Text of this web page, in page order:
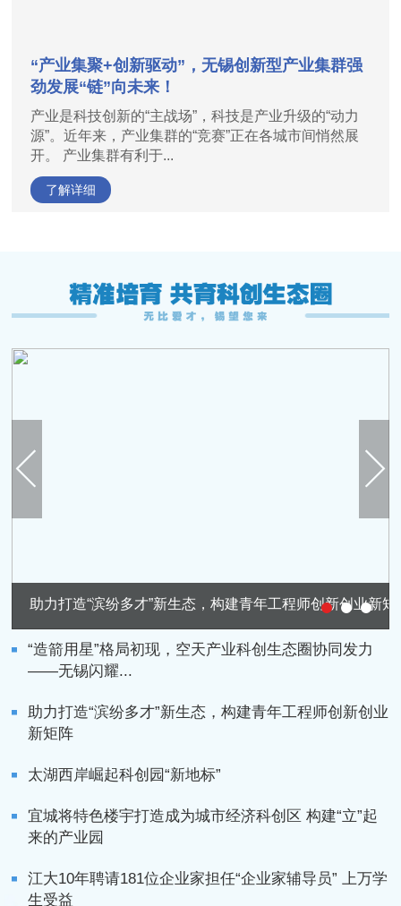
“产业集聚+创新驱动”，无锡创新型产业集群强
劲发展“链”向未来！
产业是科技创新的“主战场”，科技是产业升级的“动力
源”。近年来，产业集群的“竞赛”正在各城市间悄然展
开。 产业集群有利于...
了解详细
城校合作谱新篇！东南大学与无锡市共建东大无锡校区
“造箭用星”格局初现，空天产业科创生态圈协同发力
——无锡闪耀...
助力打造“滨纷多才”新生态，构建青年工程师创新创业
新矩阵
太湖西岸崛起科创园“新地标”
宜城将特色楼宇打造成为城市经济科创区 构建“立”起
来的产业园
江大10年聘请181位企业家担任“企业家辅导员” 上万学
生受益